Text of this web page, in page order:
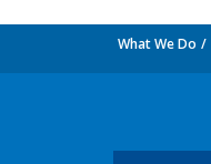
What We Do